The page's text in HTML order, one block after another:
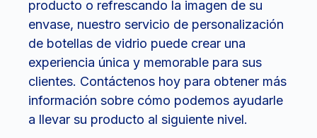
producto o refrescando la imagen de su
envase, nuestro servicio de personalización
de botellas de vidrio puede crear una
experiencia única y memorable para sus
clientes. Contáctenos hoy para obtener más
información sobre cómo podemos ayudarle
a llevar su producto al siguiente nivel.